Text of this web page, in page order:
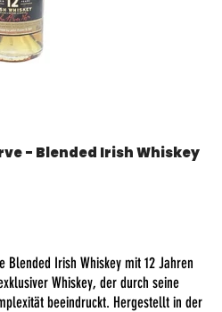
- Blended Irish Whiskey
Blended Irish Whiskey mit 12 Jahren
Whiskey, der durch seine
beeindruckt. Hergestellt in der